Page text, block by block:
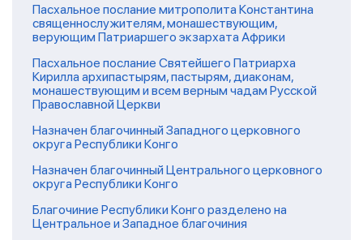
Пасхальное послание митрополита Константина
священнослужителям, монашествующим,
верующим Патриаршего экзархата Африки
Пасхальное послание Святейшего Патриарха
Кирилла архипастырям, пастырям, диаконам,
монашествующим и всем верным чадам Русской
Православной Церкви
Назначен благочинный Западного церковного
округа Республики Конго
Назначен благочинный Центрального церковного
округа Республики Конго
Благочиние Республики Конго разделено на
Центральное и Западное благочиния